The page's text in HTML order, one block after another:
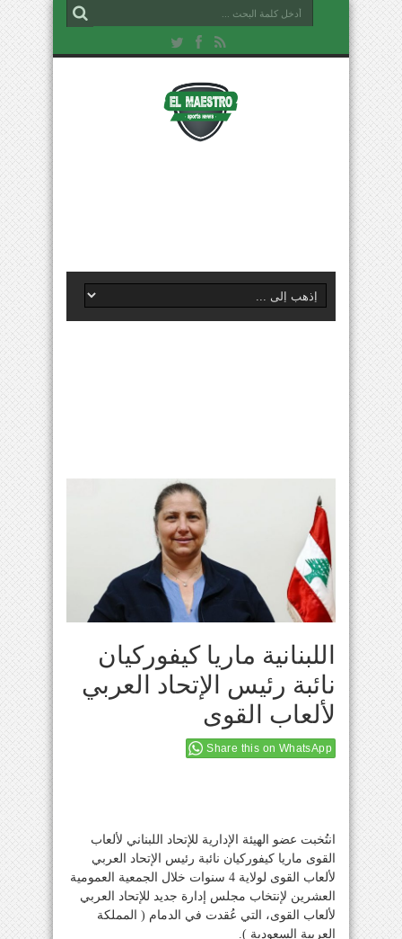
اللبنانية ماريا كيفوركيان
نائبة رئيس الإتحاد العربي
لألعاب القوى
Share this on WhatsApp
انتُخبت عضو الهيئة الإدارية للإتحاد اللبناني لألعاب
القوى ماريا كيفوركيان نائبة رئيس الإتحاد العربي
لألعاب القوى لولاية 4 سنوات خلال الجمعية العمومية
العشرين لإنتخاب مجلس إدارة جديد للإتحاد العربي
لألعاب القوى، التي عُقدت في الدمام ( المملكة
العربية السعودية ).